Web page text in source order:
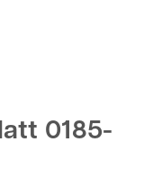
0185-